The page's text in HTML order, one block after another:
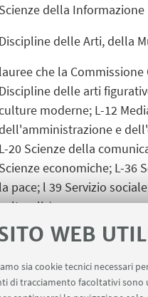
WEB
sia cookie tecnici necessari
di tracciamento facoltativi
Scienze della Informazione
Discipline delle Arti, della
lauree che la
Discipline delle arti
moderne; L-12
e
L-20 Scienze della
Scienze economiche; L-36
la pace; l 39 Servizio
)
domande di